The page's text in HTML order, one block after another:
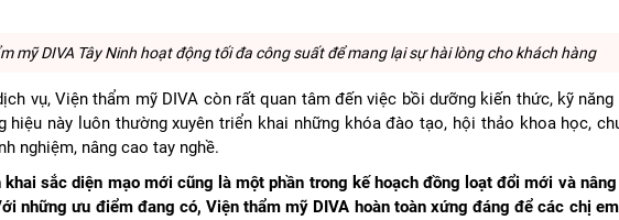
mỹ DIVA Tây Ninh hoạt động tối đa công suất để mang lại sự hài lòng cho khách hàng
vụ, Viện thẩm mỹ DIVA còn rất quan tâm đến việc bồi dưỡng kiến thức, kỹ năng
hiệu này luôn thường xuyên triển khai những khóa đào tạo, hội thảo khoa học,
nghiệm, nâng cao tay nghề.
sắc diện mạo mới cũng là một phần trong kế hoạch đồng loạt đổi mới và
những ưu điểm đang có, Viện thẩm mỹ DIVA hoàn toàn xứng đáng để các chị